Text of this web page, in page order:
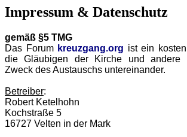
Impressum & Datenschutz
gemäß §5 TMG
Das Forum kreuzgang.org ist ein
die Gläubigen der Kirche und andere
Zweck des Austauschs untereinander.
Betreiber:
Robert Ketelhohn
Kochstraße 5
16727 Velten in der Mark